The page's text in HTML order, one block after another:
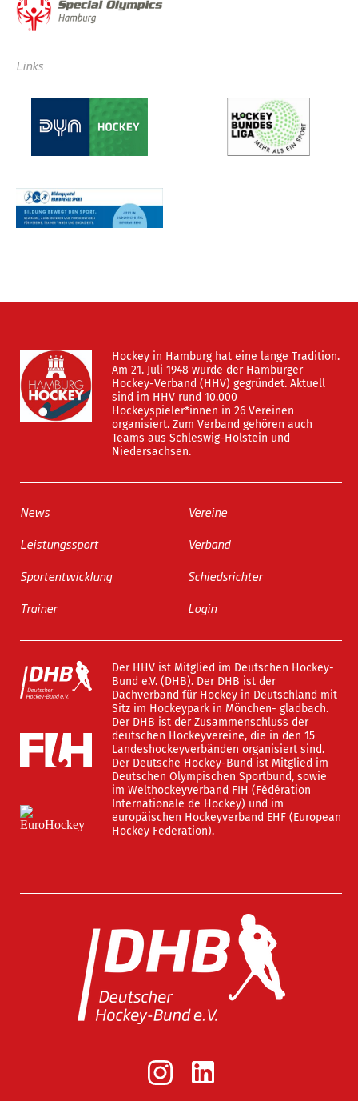
Links
Hockey in Hamburg hat eine lange Tradition.
Am 21. Juli 1948 wurde der Hamburger
Hockey-Verband (HHV) gegründet. Aktuell
sind im HHV rund 10.000
Hockeyspieler*innen in 26 Vereinen
organisiert. Zum Verband gehören auch
Teams aus Schleswig-Holstein und
Niedersachsen.
News
Leistungssport
Sportentwicklung
Trainer
Vereine
Verband
Schiedsrichter
Login
Der HHV ist Mitglied im Deutschen Hockey-
Bund e.V. (DHB). Der DHB ist der
Dachverband für Hockey in Deutschland mit
Sitz im Hockeypark in Mönchen- gladbach.
Der DHB ist der Zusammenschluss der
deutschen Hockeyvereine, die in den 15
Landeshockeyverbänden organisiert sind.
Der Deutsche Hockey-Bund ist Mitglied im
Deutschen Olympischen Sportbund, sowie
im Welthockeyverband FIH (Fédération
Internationale de Hockey) und im
europäischen Hockeyverband EHF (European
Hockey Federation).